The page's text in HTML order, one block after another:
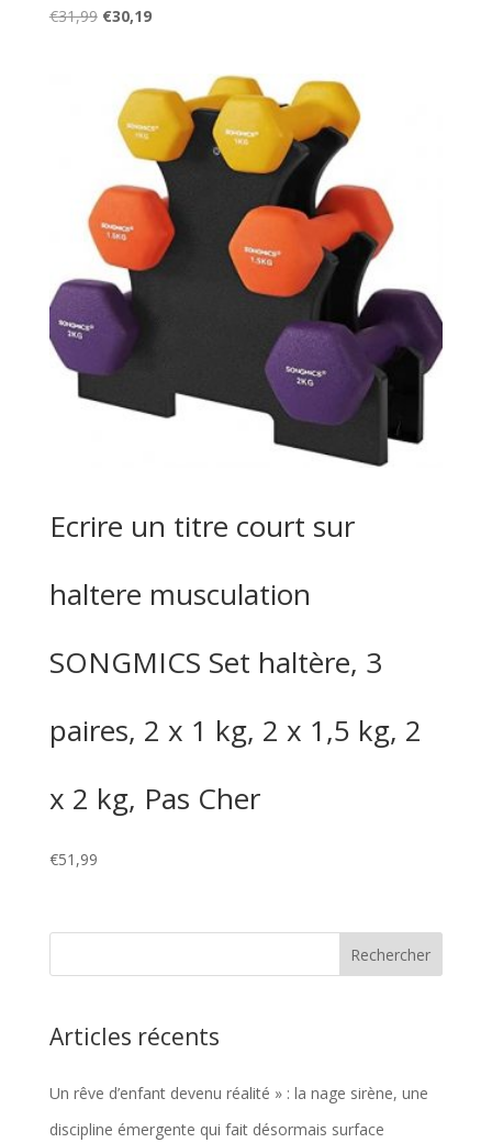
€31,99 Le
était :
€31,99.
€30,19Le
est :
€30,19.
Ecrire un titre court sur
haltere musculation
SONGMICS Set haltère, 3
paires, 2 x 1 kg, 2 x 1,5 kg, 2
x 2 kg, Pas Cher
€51,99
Articles récents
Un rêve d’enfant devenu réalité » : la nage sirène, une
discipline émergente qui fait désormais surface